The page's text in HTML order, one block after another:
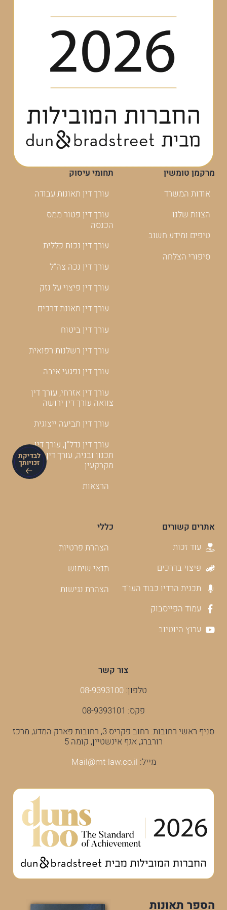
לבדיקת
זכויותך
מרקמן טומשין
אודות המשרד
הצוות שלנו
טיפים ומידע חשוב
סיפורי הצלחה
תחומי עיסוק
עורך דין תאונות עבודה
עורך דין פטור ממס
הכנסה
עורך דין נכות כללית
עורך דין נכה צה"ל
עורך דין פיצוי על נזק
עורך דין תאונת דרכים
עורך דין ביטוח
עורך דין רשלנות רפואית
עורך דין נפגעי איבה
עורך דין אזרחי, עורך דין
צוואה עורך דין ירושה
עורך דין תביעה ייצוגית
עורך דין נדל"ן, עורך דין
תכנון ובניה, עורך דין
מקרקעין
הרצאות
אתרים קשורים
עוד זכות
פיצוי בדרכים
תכנית הרדיו כבוד העו"ד
עמוד הפייסבוק
ערוץ היוטיוב
כללי
הצהרת פרטיות
תנאי שימוש
הצהרת נגישות
צור קשר
טלפון: 08-9393100
פקס: 08-9393101
סניף ראשי רחובות: רחוב פקריס 3, רחובות פארק המדע, מרכז
רורברג, אגף אינשטיין, קומה 5
מייל: Mail@mt-law.co.il
הספר תאונות